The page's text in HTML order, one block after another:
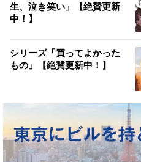
生、泣き笑い」【絶賛更新
中！】
シリーズ「買ってよかった
もの」【絶賛更新中！】